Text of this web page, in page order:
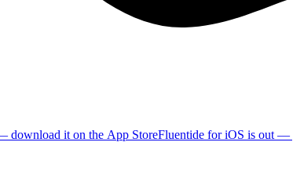
download it on the App StoreFluentide for iOS is out —